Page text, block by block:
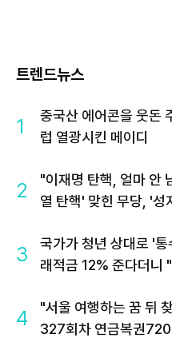
트렌드뉴스
1
중국산 에어콘을 웃돈
럽 열광시킨 메이디
2
"이재명 탄핵, 얼마 안
열 탄핵' 맞힌 무당, '성
3
국가가 청년 상대로 '통
래적금 12% 준다더니
4
"서울 여행하는 꿈 뒤
327회차 연금복권